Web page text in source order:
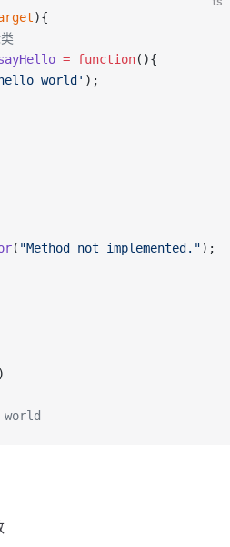
){
= function(){
world' );
( "Method not implemented.");